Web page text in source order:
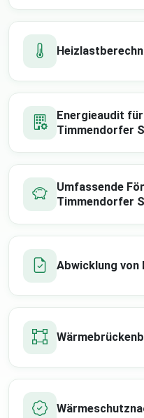
Energieaudit
Timmendorfer
Umfassende
Timmendorfer
Abwicklung von